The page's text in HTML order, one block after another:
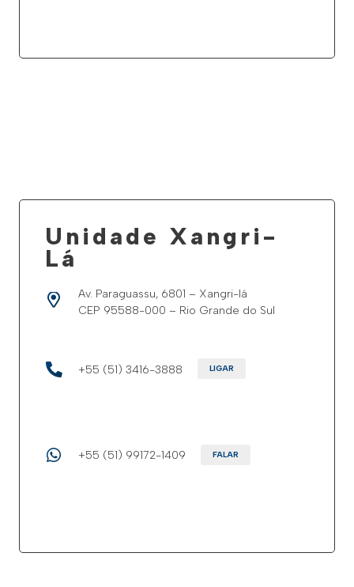
Unidade Xangri-
Lá
Av. Paraguassu, 6801 – Xangri-lá
CEP 95588-000 – Rio Grande do Sul
+55 (51) 3416-3888 LIGAR
+55 (51) 99172-1409 FALAR